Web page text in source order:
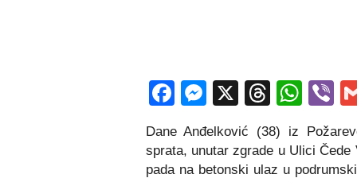
Facebook
Messenger
X
Dane Anđelković (38) iz
sprata, unutar zgrade u Ulici
pada na betonski ulaz u